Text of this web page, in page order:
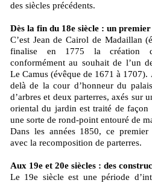
des siècles précédents.
Dès la fin du 18e siècle : un
C’est Jean de Cairol de Madaillan
finalise en 1775 la création
conformément au souhait de l’un
Le Camus (évêque de 1671 à
delà de la cour d’honneur du
d’arbres et deux parterres, axés sur
oriental du jardin est traité de façon
une sorte de rond-point entouré de
Dans les années 1850, ce premier
avec la recomposition de parterres.
Aux 19e et 20e siècles : des
Le 19e siècle est une période